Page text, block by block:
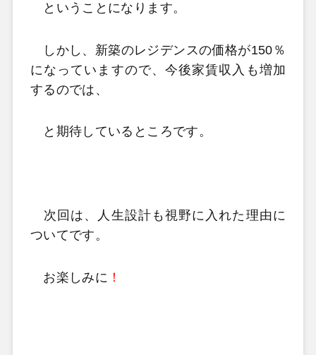
ということになります。
しかし、新築のレジデンスの価格が150％
になっていますので、今後家賃収入も増加
するのでは、
と期待しているところです。
次回は、人生設計も視野に入れた理由に
ついてです。
お楽しみに ！